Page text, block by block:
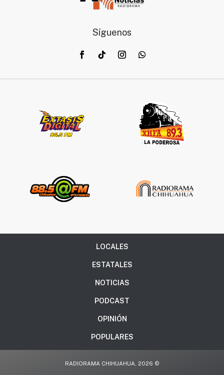
Síguenos
LOCALES
ESTATALES
NOTICIAS
PODCAST
OPINIÓN
POPULARES
RADIORAMA CHIHUAHUA, 2026 ©